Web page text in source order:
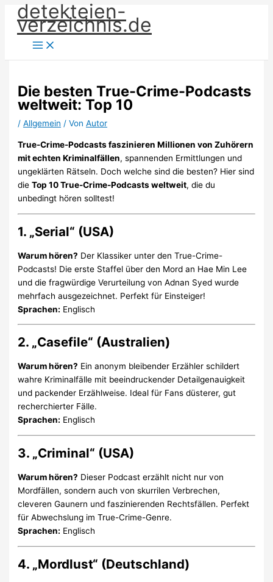
Zum
Inhalt
springen
detekteien-
verzeichnis.de
Die besten True-Crime-Podcasts
weltweit: Top 10
/Allgemein / VonAutor
True-Crime-Podcasts faszinieren Millionen von Zuhörern
mit echten Kriminalfällen, spannenden Ermittlungen und
ungeklärten Rätseln. Doch welche sind die besten? Hier sind
dieTop 10 True-Crime-Podcasts weltweit, die du
unbedingt hören solltest!
1. „Serial“ (USA)
Warum hören? Der Klassiker unter den True-Crime-
Podcasts! Die erste Staffel über den Mord an Hae Min Lee
und die fragwürdige Verurteilung von Adnan Syed wurde
mehrfach ausgezeichnet. Perfekt für Einsteiger!
Sprachen: Englisch
2. „Casefile“ (Australien)
Warum hören? Ein anonym bleibender Erzähler schildert
wahre Kriminalfälle mit beeindruckender Detailgenauigkeit
und packender Erzählweise. Ideal für Fans düsterer, gut
recherchierter Fälle.
Sprachen: Englisch
3. „Criminal“ (USA)
Warum hören? Dieser Podcast erzählt nicht nur von
Mordfällen, sondern auch von skurrilen Verbrechen,
cleveren Gaunern und faszinierenden Rechtsfällen. Perfekt
für Abwechslung im True-Crime-Genre.
Sprachen: Englisch
4. „Mordlust“ (Deutschland)